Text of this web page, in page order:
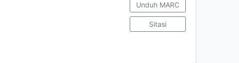
Unduh MARC
Sitasi